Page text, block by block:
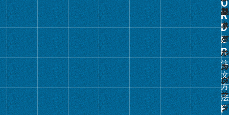
注
文
方
法
グ
ル
ー
プ
リ
ン
ク
グ
フ
ァ
イ
ル
・
バ
イ
ン
ル
・
バ
イ
ン
ダ
ー
リ
ス
タ
ル
カ
レ
ン
ダ
製
本
ク
リ
ア
ホ
ル
ダ
ー
・
品